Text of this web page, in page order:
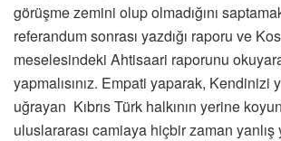
görüşme zemini olup olmadığını
referandum sonrası yazdığı raporu ve
meselesindeki Ahtisaari raporunu
yapmalısınız. Empati yaparak, Kendinizi
uğrayan Kıbrıs Türk halkının yerine
uluslararası camiaya hiçbir zaman yanlış